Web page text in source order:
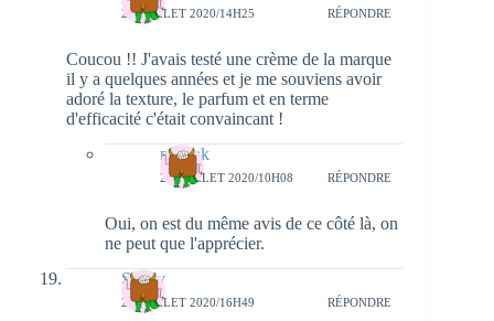
26 JUILLET 2020/14H25 RÉPONDRE
Coucou !! J'avais testé une crème de la marque
il y a quelques années et je me souviens avoir
adoré la texture, le parfum et en terme
d'efficacité c'était convaincant !
natieak
27 JUILLET 2020/10H08 RÉPONDRE
Oui, on est du même avis de ce côté là, on
ne peut que l'apprécier.
Sandy
26 JUILLET 2020/16H49 RÉPONDRE